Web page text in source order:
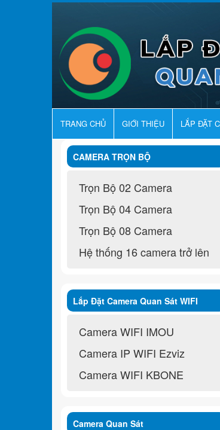
TRANG CHỦ GIỚI THIỆU LẮP ĐẶT
CAMERA TRỌN BỘ
Trọn Bộ 02 Camera
Trọn Bộ 04 Camera
Trọn Bộ 08 Camera
Hệ thống 16 camera trở lên
Lắp Đặt Camera Quan Sát WIFI
Không Dây
Camera WIFI IMOU
Camera IP WIFI Ezviz
Camera WIFI KBONE
Camera Quan Sát